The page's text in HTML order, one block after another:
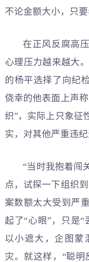
不论金额大小，只
在正风反腐高
心理压力越来越大
的杨平选择了向纪
侥幸的他表面上声
织”，实际上只象征
实，对其他严重违
“当时我抱着闯
点，试探一下组织
案数额太大受到严
起了“心眼”，只是“
以小遮大，企图蒙
灾。就这样，“聪